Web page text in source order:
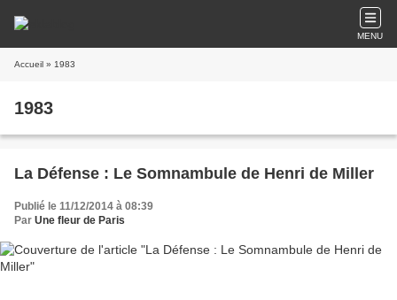
MENU
Accueil » 1983
1983
La Défense : Le Somnambule de Henri de Miller
Publié le 11/12/2014 à 08:39
Par Une fleur de Paris